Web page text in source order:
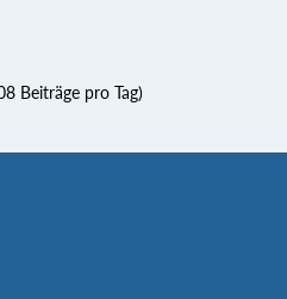
Beiträge pro Tag)